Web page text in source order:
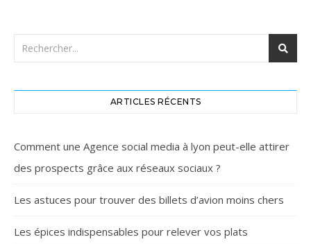
ARTICLES RÉCENTS
Comment une Agence social media à lyon peut-elle attirer
des prospects grâce aux réseaux sociaux ?
Les astuces pour trouver des billets d’avion moins chers
Les épices indispensables pour relever vos plats